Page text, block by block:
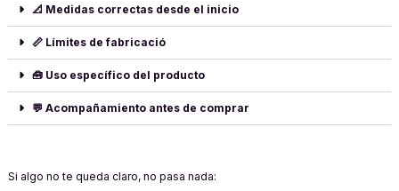
📐 Medidas correctas desde el inicio
📏 Límites de fabricació
🧰 Uso específico del producto
💬 Acompañamiento antes de comprar
Si algo no te queda claro, no pasa nada: